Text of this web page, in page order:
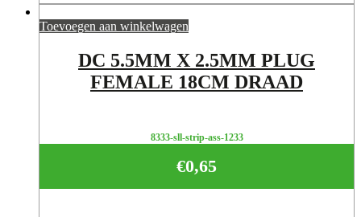
Toevoegen aan winkelwagen
DC 5.5MM X 2.5MM PLUG
FEMALE 18CM DRAAD
8333-sll-strip-ass-1233
€0,65